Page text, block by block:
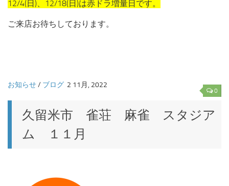
12/4(日)、12/18(日)は赤ドラ増量日です。
ご来店お待ちしております。
0
お知らせ/ ブログ 2 11月, 2022
久留米市 雀荘 麻雀 スタジア
ム １１月